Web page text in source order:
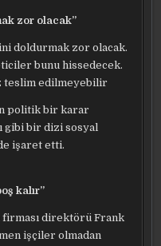
zor olacak”
doldurmak zor olacak.
bunu hissedecek.
teslim edilmeyebilir
politik bir karar
gibi bir dizi sosyal
işaret etti.
kalır”
firması direktörü Frank
işçiler olmadan